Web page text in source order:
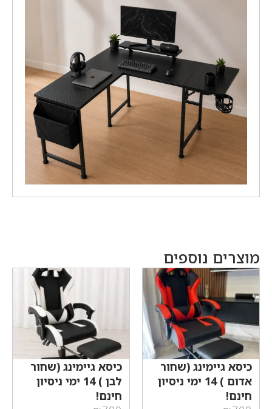
מוצרים נוספים
כיסא גיימינג (שחור
אדום ) 14 ימי ניסיון
חינם!
כיסא גיימינג (שחור
לבן ) 14 ימי ניסיון
חינם!